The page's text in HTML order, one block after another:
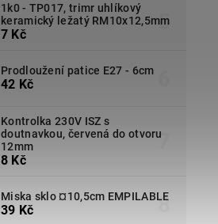
1k0 - TP017, trimr uhlíkový
keramický ležatý RM10x12,5mm
7 Kč
Prodloužení patice E27 - 6cm
42 Kč
Kontrolka 230V ISZ s
doutnavkou, červená do otvoru
12mm
8 Kč
Miska sklo ¤10,5cm EMPILABLE
39 Kč